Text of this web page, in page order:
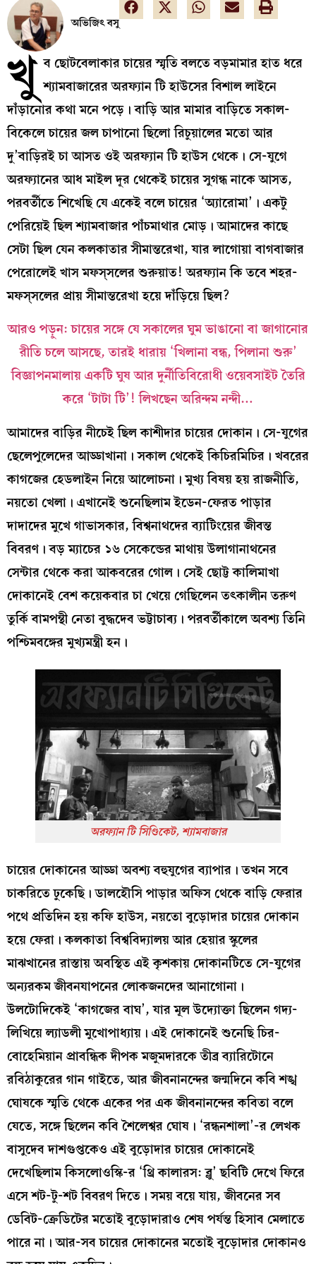
অভিজিৎ বসু
খু ব ছোটবেলাকার চায়ের স্মৃতি বলতে বড়মামার হাত ধরে
শ্যামবাজারের অরফ্যান টি হাউসের বিশাল লাইনে
দাঁড়ানোর কথা মনে পড়ে। বাড়ি আর মামার বাড়িতে সকাল-
বিকেলে চায়ের জল চাপানো ছিলো রিচুয়ালের মতো আর
দু’বাড়িরই চা আসত ওই অরফ্যান টি হাউস থেকে। সে-যুগে
অরফ্যানের আধ মাইল দূর থেকেই চায়ের সুগন্ধ নাকে আসত,
পরবর্তীতে শিখেছি যে একেই বলে চায়ের ‘অ্যারোমা’। একটু
পেরিয়েই ছিল শ্যামবাজার পাঁচমাথার মোড়। আমাদের কাছে
সেটা ছিল যেন কলকাতার সীমান্তরেখা, যার লাগোয়া বাগবাজার
পেরোলেই খাস মফস্‌সলের শুরুয়াত! অরফ্যান কি তবে শহর-
মফস্‌সলের প্রায় সীমান্তরেখা হয়ে দাঁড়িয়ে ছিল?
আরও পড়ুন:চায়ের সঙ্গে যে সকালের ঘুম ভাঙানো বা জাগানোর
রীতি চলে আসছে, তারই ধারায় ‘খিলানা বন্ধ, পিলানা শুরু’
বিজ্ঞাপনমালায় একটি ঘুষ আর দুর্নীতিবিরোধী ওয়েবসাইট তৈরি
করে ‘টাটা টি’! লিখছেন অরিন্দম নন্দী…
আমাদের বাড়ির নীচেই ছিল কাশীদার চায়ের দোকান। সে-যুগের
ছেলেপুলেদের আড্ডাখানা। সকাল থেকেই কিচিরমিচির। খবরের
কাগজের হেডলাইন নিয়ে আলোচনা। মুখ্য বিষয় হয় রাজনীতি,
নয়তো খেলা। এখানেই শুনেছিলাম ইডেন-ফেরত পাড়ার
দাদাদের মুখে গাভাসকার, বিশ্বনাথদের ব্যাটিংয়ের জীবন্ত
বিবরণ। বড় ম্যাচের ১৬ সেকেন্ডের মাথায় উলাগানাথনের
সেন্টার থেকে করা আকবরের গোল। সেই ছোট্ট কালিমাখা
দোকানেই বেশ কয়েকবার চা খেয়ে গেছিলেন তৎকালীন তরুণ
তুর্কি বামপন্থী নেতা বুদ্ধদেব ভট্টাচাৰ্য। পরবর্তীকালে অবশ্য তিনি
পশ্চিমবঙ্গের মুখ্যমন্ত্রী হন।
অরফ্যান টি সিণ্ডিকেট, শ্যামবাজার
চায়ের দোকানের আড্ডা অবশ্য বহুযুগের ব্যাপার। তখন সবে
চাকরিতে ঢুকেছি। ডালহৌসি পাড়ার অফিস থেকে বাড়ি ফেরার
পথে প্রতিদিন হয় কফি হাউস, নয়তো বুড়োদার চায়ের দোকান
হয়ে ফেরা। কলকাতা বিশ্ববিদ্যালয় আর হেয়ার স্কুলের
মাঝখানের রাস্তায় অবস্থিত এই কৃশকায় দোকানটিতে সে-যুগের
অন্যরকম জীবনযাপনের লোকজনদের আনাগোনা।
উলটোদিকেই ‘কাগজের বাঘ’, যার মূল উদ্যোক্তা ছিলেন গদ্য-
লিখিয়ে ল্যাডলী মুখোপাধ্যায়। এই দোকানেই শুনেছি চির-
বোহেমিয়ান প্রাবন্ধিক দীপক মজুমদারকে তীব্র ব্যারিটোনে
রবিঠাকুরের গান গাইতে, আর জীবনানন্দের জন্মদিনে কবি শঙ্খ
ঘোষকে স্মৃতি থেকে একের পর এক জীবনানন্দের কবিতা বলে
যেতে, সঙ্গে ছিলেন কবি শৈলেশ্বর ঘোষ। ‘রন্ধনশালা’-র লেখক
বাসুদেব দাশগুপ্তকেও এই বুড়োদার চায়ের দোকানেই
দেখেছিলাম কিসলোওস্কি-র ‘থ্রি কালারস: ব্লু’ ছবিটি দেখে ফিরে
এসে শট-টু-শট বিবরণ দিতে। সময় বয়ে যায়, জীবনের সব
ডেবিট-ক্রেডিটের মতোই বুড়োদারাও শেষ পর্যন্ত হিসাব মেলাতে
পারে না। আর-সব চায়ের দোকানের মতোই বুড়োদার দোকানও